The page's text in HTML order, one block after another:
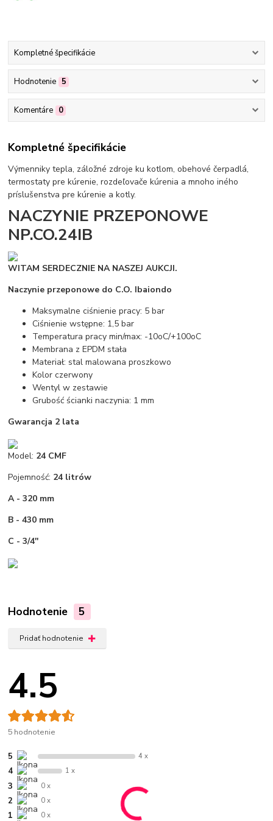
Kompletné špecifikácie
Hodnotenie 5
Komentáre 0
Kompletné špecifikácie
Výmenniky tepla, záložné zdroje ku kotlom, obehové čerpadlá,
termostaty pre kúrenie, rozdeľovače kúrenia a mnoho iného
príslušenstva pre kúrenie a kotly.
NACZYNIE PRZEPONOWE
NP.CO.24IB
WITAM SERDECZNIE NA NASZEJ AUKCJI.
Naczynie przeponowe do C.O. Ibaiondo
Maksymalne ciśnienie pracy: 5 bar
Ciśnienie wstępne: 1,5 bar
Temperatura pracy min/max: -10oC/+100oC
Membrana z EPDM stała
Materiał: stal malowana proszkowo
Kolor czerwony
Wentyl w zestawie
Grubość ścianki naczynia: 1 mm
Gwarancja 2 lata
Model: 24 CMF
Pojemność: 24 litrów
A - 320 mm
B - 430 mm
C - 3/4''
Hodnotenie 5
Pridať hodnotenie
4.5
5 hodnotenie
5 4 x
4 1 x
3 0 x
2 0 x
1 0 x